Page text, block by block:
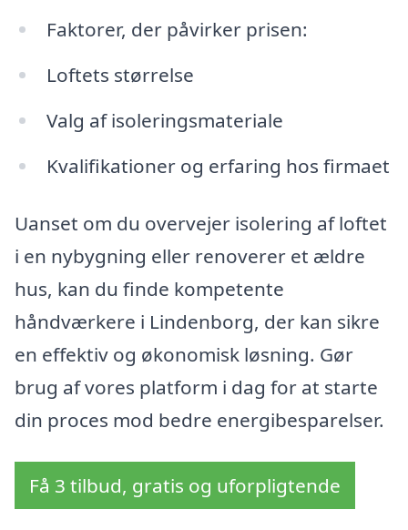
Faktorer, der påvirker prisen:
Loftets størrelse
Valg af isoleringsmateriale
Kvalifikationer og erfaring hos firmaet
Uanset om du overvejer isolering af loftet
i en nybygning eller renoverer et ældre
hus, kan du finde kompetente
håndværkere i Lindenborg, der kan sikre
en effektiv og økonomisk løsning. Gør
brug af vores platform i dag for at starte
din proces mod bedre energibesparelser.
Få 3 tilbud, gratis og uforpligtende